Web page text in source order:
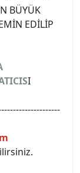
BÜYÜK
EDİLİP
I